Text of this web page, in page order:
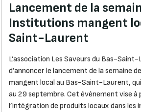
Lancement de la
Institutions mangent
Saint-Laurent
L’association Les Saveurs du Bas-
d’annoncer le lancement de la semaine
mangent local au Bas-Saint-Laurent,
au 29 septembre. Cet événement vise à
l’intégration de produits locaux dans